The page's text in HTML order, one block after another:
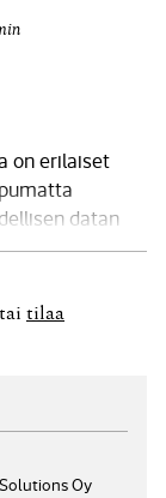
viestinä
on erilaiset
datan
ja
selkeät
tai tilaa
Oy